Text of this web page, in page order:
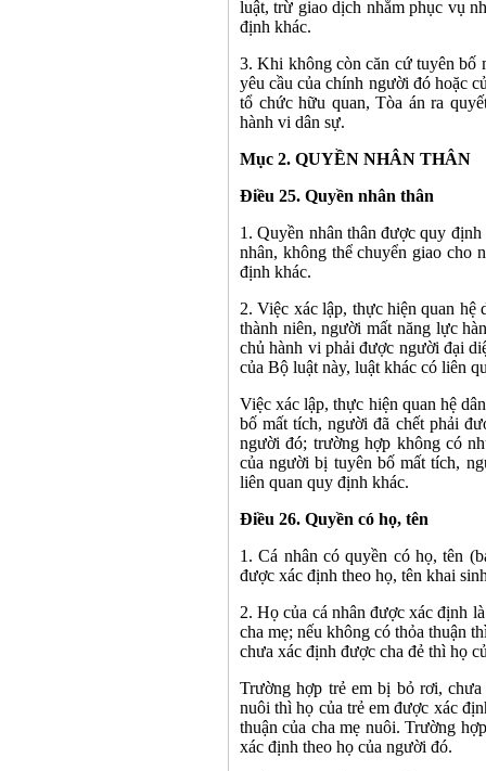
luật, trừ giao dịch nhằm phục vụ
định khác.
3. Khi không còn căn cứ tuyên bố
yêu cầu của chính người đó hoặc
tổ chức hữu quan, Tòa án ra
hành vi dân sự.
Mục 2. QUYỀN NHÂN THÂN
Điều 25. Quyền nhân thân
1. Quyền nhân thân được quy
nhân, không thể chuyển giao cho
định khác.
2. Việc xác lập, thực hiện quan hệ
thành niên, người mất năng lực
chủ hành vi phải được người đại
của Bộ luật này, luật khác có liên
Việc xác lập, thực hiện quan hệ
bố mất tích, người đã chết phải
người đó; trường hợp không có
của người bị tuyên bố mất tích,
liên quan quy định khác.
Điều 26. Quyền có họ, tên
1. Cá nhân có quyền có họ, tên
được xác định theo họ, tên khai
2. Họ của cá nhân được xác định
cha mẹ; nếu không có thỏa thuận
chưa xác định được cha đẻ thì họ
Trường hợp trẻ em bị bỏ rơi,
nuôi thì họ của trẻ em được xác
thuận của cha mẹ nuôi. Trường
xác định theo họ của người đó.